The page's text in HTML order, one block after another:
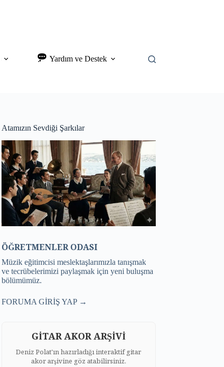
Yardım ve Destek
Atamızın Sevdiği Şarkılar
ÖĞRETMENLER ODASI
Müzik eğitimcisi meslektaşlarımızla tanışmak
ve tecrübelerimizi paylaşmak için yeni buluşma
bölümümüz.
FORUMA GİRİŞ YAP →
GİTAR AKOR ARŞİVİ
Deniz Polat'ın hazırladığı interaktif gitar
akor arşivine göz atabilirsiniz.